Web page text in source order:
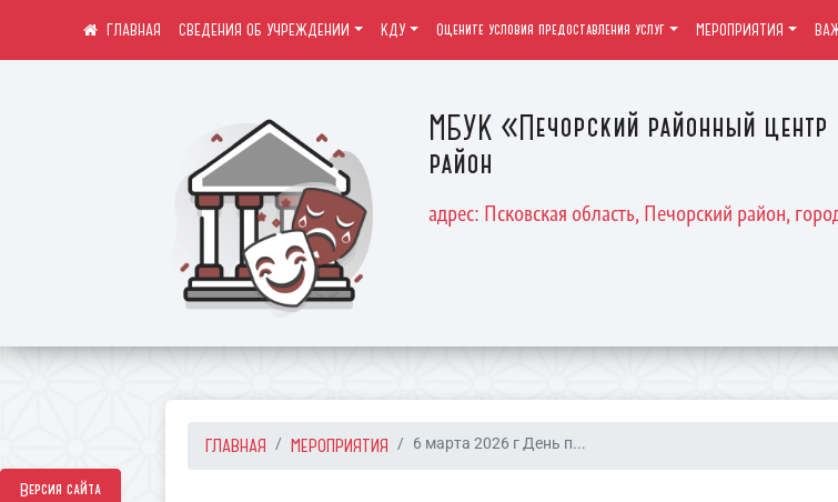
Версия сайта
МБУК «Печорский районный центр
район
адрес: Псковская область, Печорский район,
СВЕДЕНИЯ ОБ УЧРЕЖДЕНИИ КДУ Оцените условия предоставления услуг МЕРОПРИЯТИЯ
ГЛАВНАЯ МЕРОПРИЯТИЯ 6 марта 2026 г День п...